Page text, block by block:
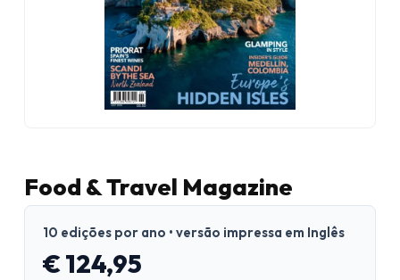
Food & Travel Magazine
10 edições por ano • versão impressa em Inglês
€ 124,95